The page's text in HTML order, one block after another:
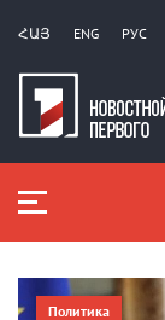
ՀԱՅ ENG РУС
Политика